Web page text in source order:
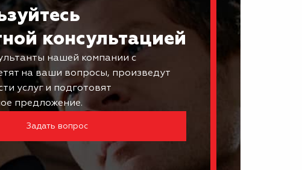
консультацией
нашей компании с
на ваши вопросы, произведут
услуг и подготовят
предложение.
Задать вопрос